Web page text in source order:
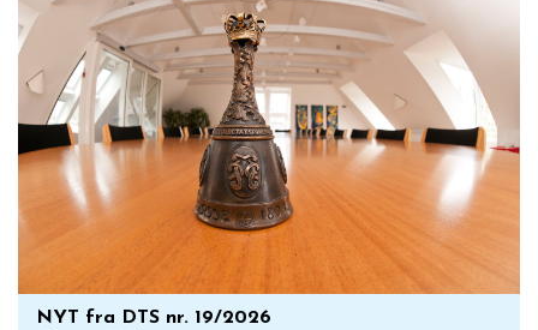
NYT fra DTS nr. 19/2026